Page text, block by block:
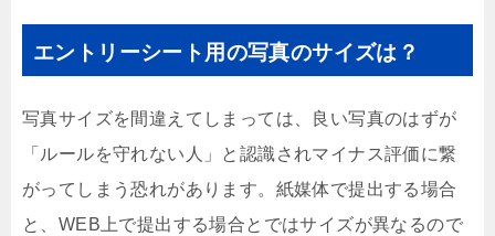
エントリーシート用の写真のサイズは？
写真サイズを間違えてしまっては、良い写真のはずが
「ルールを守れない人」と認識されマイナス評価に繋
がってしまう恐れがあります。紙媒体で提出する場合
と、WEB上で提出する場合とではサイズが異なるので